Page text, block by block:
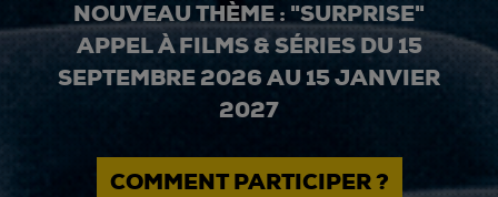
NOUVEAU THÈME : "SURPRISE"
APPEL À FILMS & SÉRIES DU 15
SEPTEMBRE 2026 AU 15 JANVIER
2027
COMMENT PARTICIPER ?